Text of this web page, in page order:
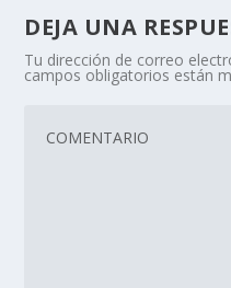
DEJA UNA
Tu dirección de correo
campos obligatorios están